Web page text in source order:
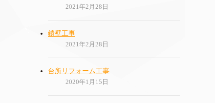
2021年2月28日
鎧壁工事
2021年2月28日
台所リフォーム工事
2020年1月15日